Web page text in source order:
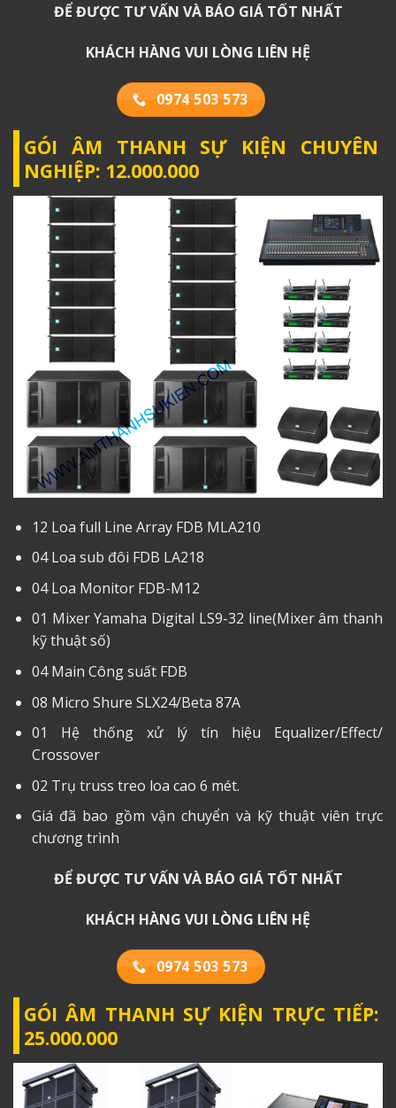
ĐỂ ĐƯỢC TƯ VẤN VÀ BÁO GIÁ TỐT NHẤT
KHÁCH HÀNG VUI LÒNG LIÊN HỆ
0974 503 573
GÓI ÂM THANH SỰ KIỆN CHUYÊN
NGHIỆP: 12.000.000
12 Loa full Line Array FDB MLA210
04 Loa sub đôi FDB LA218
04 Loa Monitor FDB-M12
01 Mixer Yamaha Digital LS9-32 line(Mixer âm thanh
kỹ thuật số)
04 Main Công suất FDB
08 Micro Shure SLX24/Beta 87A
01 Hệ thống xử lý tín hiệu Equalizer/Effect/
Crossover
02 Trụ truss treo loa cao 6 mét.
Giá đã bao gồm vận chuyển và kỹ thuật viên trực
chương trình
ĐỂ ĐƯỢC TƯ VẤN VÀ BÁO GIÁ TỐT NHẤT
KHÁCH HÀNG VUI LÒNG LIÊN HỆ
0974 503 573
GÓI ÂM THANH SỰ KIỆN TRỰC TIẾP:
25.000.000